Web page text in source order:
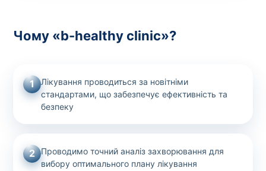
Чому «b-healthy clinic»?
1
Лікування проводиться за новітніми
стандартами, що забезпечує ефективність та
безпеку
2
Проводимо точний аналіз захворювання для
вибору оптимального плану лікування